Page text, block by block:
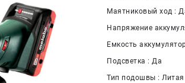
Маятниковый ход :
Напряжение
Емкость
Подсветка : Да
Тип подошвы : Литая